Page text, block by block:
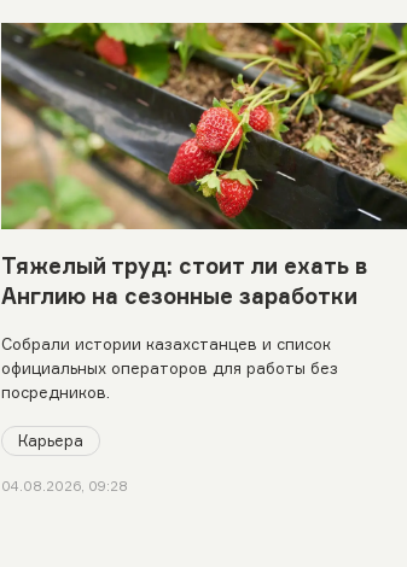
Тяжелый труд: стоит ли ехать в
Англию на сезонные заработки
Собрали истории казахстанцев и список
официальных операторов для работы без
посредников.
Карьера
04.08.2026, 09:28